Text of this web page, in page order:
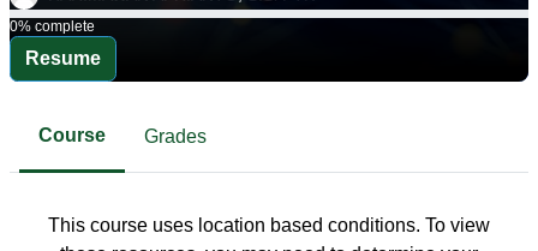
0% complete
0% complete
Resume
Course Grades
This course uses location based conditions. To view